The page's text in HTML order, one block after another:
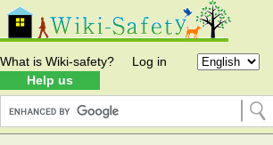
What is Wiki-safety?
Help us
Log in